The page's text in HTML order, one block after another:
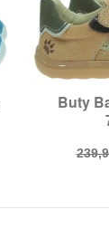
Buty
